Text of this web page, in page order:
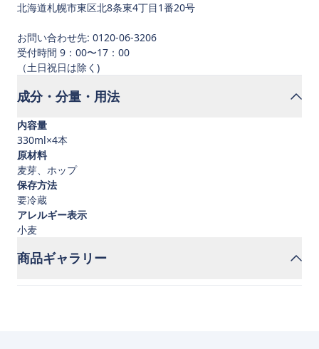
北海道札幌市東区北8条東4丁目1番20号
お問い合わせ先: 0120-06-3206
受付時間 9：00〜17：00
成分・分量・用法
内容量
330ml×4本
原材料
麦芽、ホップ
保存方法
要冷蔵
アレルギー表示
小麦
商品ギャラリー